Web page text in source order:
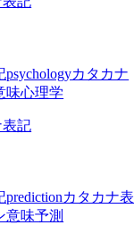
カタカナ
味心理学
記
カタカナ表
意味予測